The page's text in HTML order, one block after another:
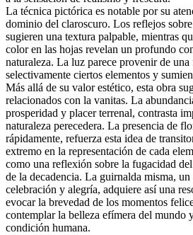
La técnica pictórica es notable por su
dominio del claroscuro. Los reflejos
sugieren una textura palpable, mientras
color en las hojas revelan un profundo
naturaleza. La luz parece provenir de
selectivamente ciertos elementos y
Más allá de su valor estético, esta obra
relacionados con la vanitas. La
prosperidad y placer terrenal, contrasta
naturaleza perecedera. La presencia de
rápidamente, refuerza esta idea de
extremo en la representación de cada
como una reflexión sobre la fugacidad
de la decadencia. La guirnalda misma,
celebración y alegría, adquiere así una
evocar la brevedad de los momentos
contemplar la belleza efímera del mundo
condición humana.